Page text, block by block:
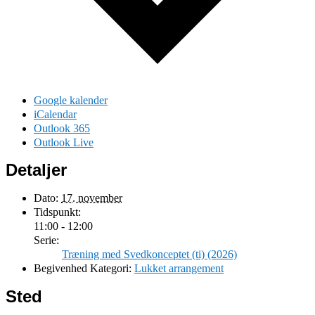
Google kalender
iCalendar
Outlook 365
Outlook Live
Detaljer
Dato: 17. november
Tidspunkt:
11:00 - 12:00
Serie:
Træning med Svedkonceptet (ti) (2026)
Begivenhed Kategori: Lukket arrangement
Sted